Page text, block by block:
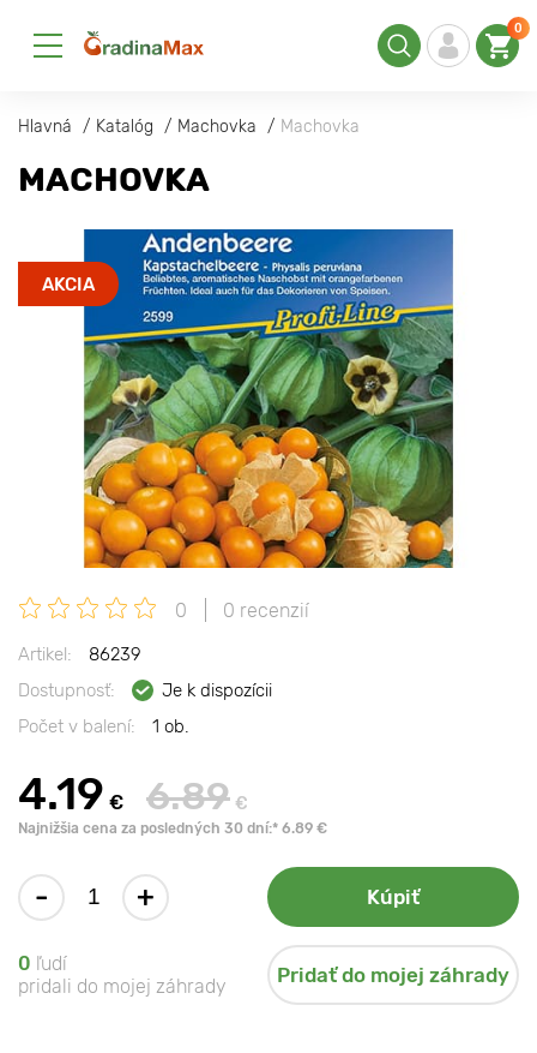
0
Hlavná Katalóg Machovka Machovka
MACHOVKA
AKCIA
0 0 recenzií
Artikel:
86239
Dostupnosť:
Je k dispozícii
Počet v balení:
1 ob.
4.19 € 6.89 €
Najnižšia cena za posledných 30 dní:* 6.89 €
- + Kúpiť
0 ľudí
pridali do mojej záhrady
Pridať do mojej záhrady